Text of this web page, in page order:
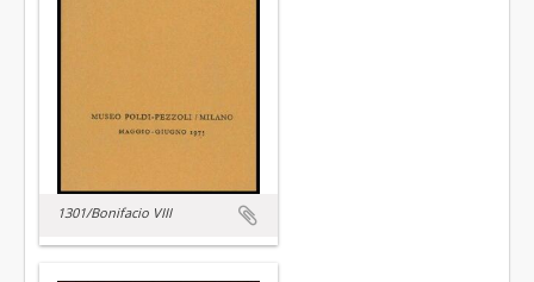
1301/Bonifacio VIII